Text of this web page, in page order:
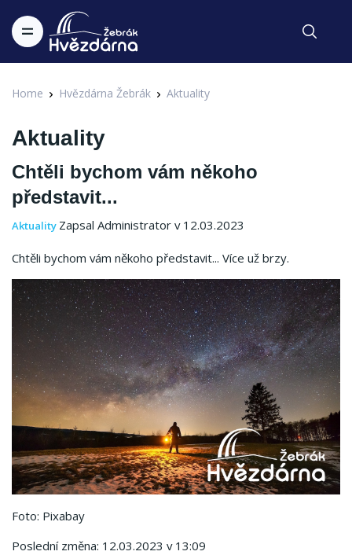
Home Hvězdárna Žebrák Aktuality
Aktuality
Chtěli bychom vám někoho
představit...
Aktuality Zapsal Administrator v 12.03.2023
Chtěli bychom vám někoho představit... Více už brzy.
Foto: Pixabay
Poslední změna: 12.03.2023 v 13:09